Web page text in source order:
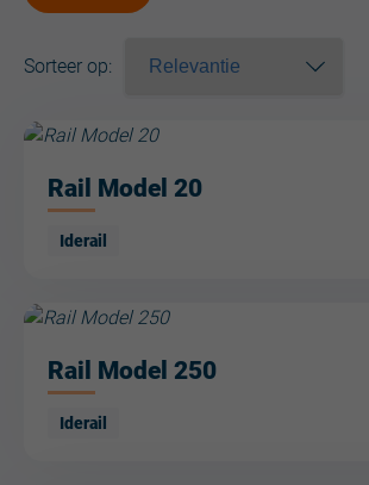
Sorteer op:
Rail Model 20
Iderail
Rail Model 250
Iderail